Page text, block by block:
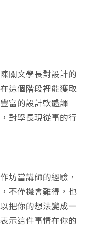
關文學長對設計的
這個階段裡能獲取
富的設計軟體課
對學長現從事的行
坊當講師的經驗，
不僅機會難得，也
把你的想法變成一
示這件事情在你的